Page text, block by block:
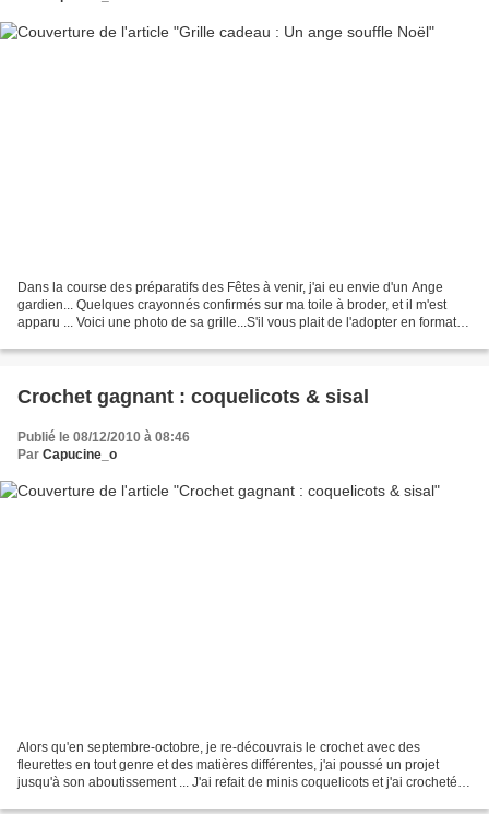
Dans la course des préparatifs des Fêtes à venir, j'ai eu envie d'un Ange
gardien... Quelques crayonnés confirmés sur ma toile à broder, et il m'est
apparu ... Voici une photo de sa grille...S'il vous plait de l'adopter en format
Crochet gagnant : coquelicots & sisal
Publié le 08/12/2010 à 08:46
Par Capucine_o
Alors qu'en septembre-octobre, je re-découvrais le crochet avec des
fleurettes en tout genre et des matières différentes, j'ai poussé un projet
jusqu'à son aboutissement ... J'ai refait de minis coquelicots et j'ai crocheté